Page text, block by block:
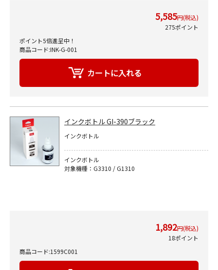
5,585円(税込)
275ポイント
ポイント5倍進呈中！
商品コード:INK-G-001
インクボトル GI-390ブラック
インクボトル
インクボトル
対象機種：G3310 / G1310
1,892円(税込)
18ポイント
商品コード:1599C001